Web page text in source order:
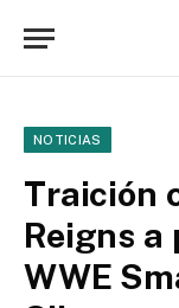
NOTICIAS
Traición
Reigns
WWE